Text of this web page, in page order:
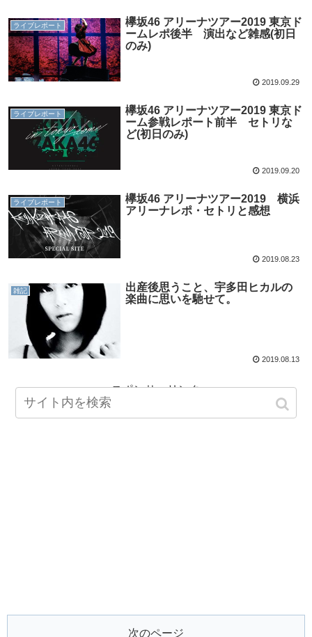
ライブレポート
欅坂46 アリーナツアー2019 東京ド
ームレポ後半 演出など雑感(初日
のみ)
2019.09.29
ライブレポート
欅坂46 アリーナツアー2019 東京ド
ーム参戦レポート前半 セトリな
ど(初日のみ)
2019.09.20
ライブレポート
欅坂46 アリーナツアー2019 横浜
アリーナレポ・セトリと感想
2019.08.23
雑記
出産後思うこと、宇多田ヒカルの
楽曲に思いを馳せて。
2019.08.13
スポンサーリンク
次のページ